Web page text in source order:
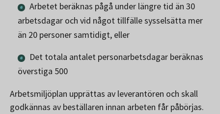
Arbetet beräknas pågå under längre tid än 30
arbetsdagar och vid något tillfälle sysselsätta mer
än 20 personer samtidigt, eller
Det totala antalet personarbetsdagar beräknas
överstiga 500
Arbetsmiljöplan upprättas av leverantören och skall
godkännas av beställaren innan arbeten får påbörjas.